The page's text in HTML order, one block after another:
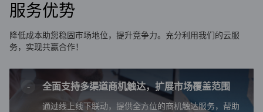
服务优势
降低成本助您稳固市场地位，提升竞争力。充分利用我们的云服
务，实现共赢合作！
全面支持多渠道商机触达，扩展市场覆盖范围
通过线上线下联动，提供全方位的商机触达服务，帮助